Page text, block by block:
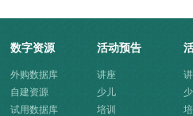
数字资源
外购数据库
自建资源
试用数据库
活动预告
讲座
少儿
培训